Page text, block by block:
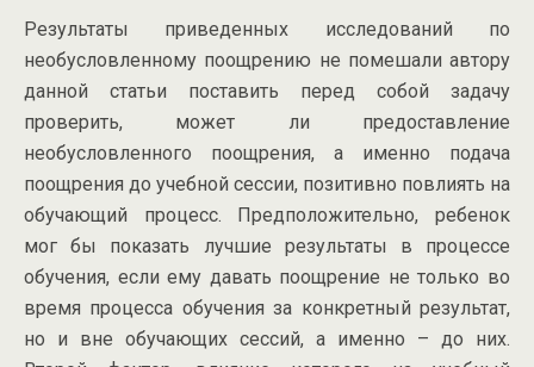
Результаты приведенных исследований по
необусловленному поощрению не помешали автору
данной статьи поставить перед собой задачу
проверить, может ли предоставление
необусловленного поощрения, а именно подача
поощрения до учебной сессии, позитивно повлиять на
обучающий процесс. Предположительно, ребенок
мог бы показать лучшие результаты в процессе
обучения, если ему давать поощрение не только во
время процесса обучения за конкретный результат,
но и вне обучающих сессий, а именно – до них.